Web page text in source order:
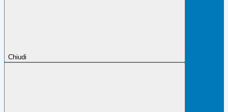
Chiudi